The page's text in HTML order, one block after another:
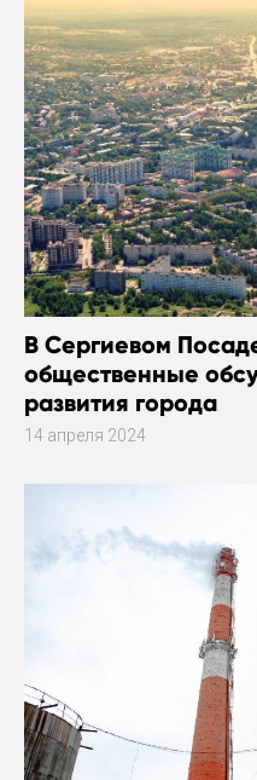
В Сергиевом
общественные
развития города
14 апреля 2024